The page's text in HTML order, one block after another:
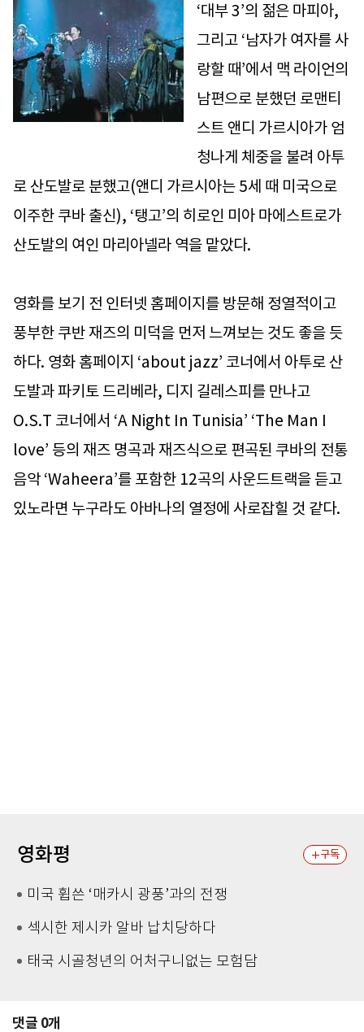
‘대부 3’의 젊은 마피아,
그리고 ‘남자가 여자를 사
랑할 때’에서 맥 라이언의
남편으로 분했던 로맨티
스트 앤디 가르시아가 엄
청나게 체중을 불려 아투
로 산도발로 분했고(앤디 가르시아는 5세 때 미국으로
이주한 쿠바 출신), ‘탱고’의 히로인 미아 마에스트로가
산도발의 여인 마리아넬라 역을 맡았다.
영화를 보기 전 인터넷 홈페이지를 방문해 정열적이고
풍부한 쿠반 재즈의 미덕을 먼저 느껴보는 것도 좋을 듯
하다. 영화 홈페이지 ‘about jazz’ 코너에서 아투로 산
도발과 파키토 드리베라, 디지 길레스피를 만나고
O.S.T 코너에서 ‘A Night In Tunisia’ ‘The Man I
love’ 등의 재즈 명곡과 재즈식으로 편곡된 쿠바의 전통
음악 ‘Waheera’를 포함한 12곡의 사운드트랙을 듣고
있노라면 누구라도 아바나의 열정에 사로잡힐 것 같다.
영화평 구독
미국 휩쓴 ‘매카시 광풍’과의 전쟁
섹시한 제시카 알바 납치당하다
태국 시골청년의 어처구니없는 모험담
댓글 0개